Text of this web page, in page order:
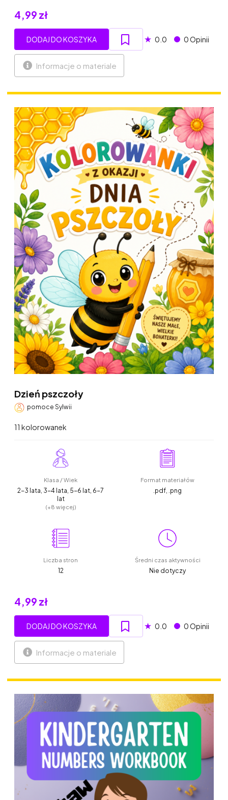
4,99 zł
DODAJ DO KOSZYKA ★ 0.0 0 Opinii
Informacje o materiale
Dzień pszczoły
pomoce Sylwii
11 kolorowanek
Klasa / Wiek
2-3 lata, 3-4 lata, 5-6 lat, 6-7
lat
(+8 więcej)
Format materiałów
.pdf, .png
Liczba stron
12
Średni czas aktywności
Nie dotyczy
4,99 zł
DODAJ DO KOSZYKA ★ 0.0 0 Opinii
Informacje o materiale